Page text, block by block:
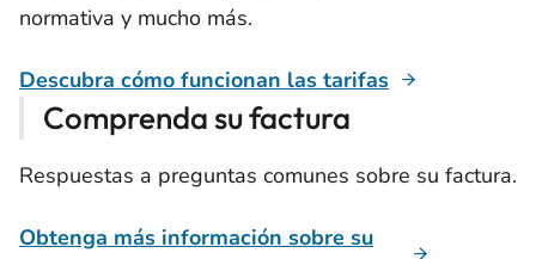
normativa y mucho más.
Descubra cómo funcionan las tarifas
Comprenda su factura
Respuestas a preguntas comunes sobre su factura.
Obtenga más información sobre su